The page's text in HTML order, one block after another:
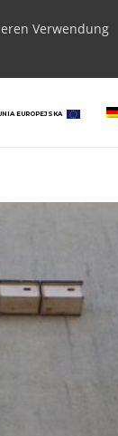
Verwendung
EUROPEJSKA